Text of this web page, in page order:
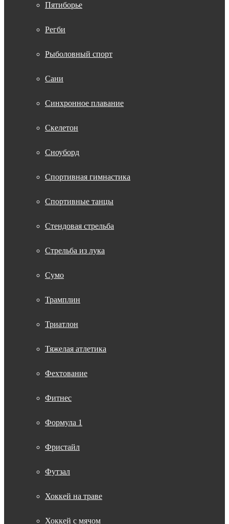
Пятиборье
Регби
Рыболовный спорт
Сани
Синхронное плавание
Скелетон
Сноуборд
Спортивная гимнастика
Спортивные танцы
Стендовая стрельба
Стрельба из лука
Сумо
Трамплин
Триатлон
Тяжелая атлетика
Фехтование
Фитнес
Формула 1
Фристайл
Футзал
Хоккей на траве
Хоккей с мячом